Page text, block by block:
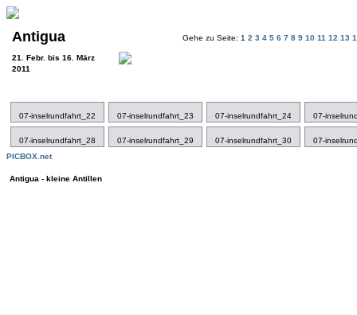
Antigua
21. Febr. bis 16. März
2011
Gehe zu Seite: 12345678910111213
07-inselrundfahrt_22 07-inselrundfahrt_23 07-inselrundfahrt_24 07-
07-inselrundfahrt_28 07-inselrundfahrt_29 07-inselrundfahrt_30
07-
PICBOX.net
Antigua - kleine Antillen